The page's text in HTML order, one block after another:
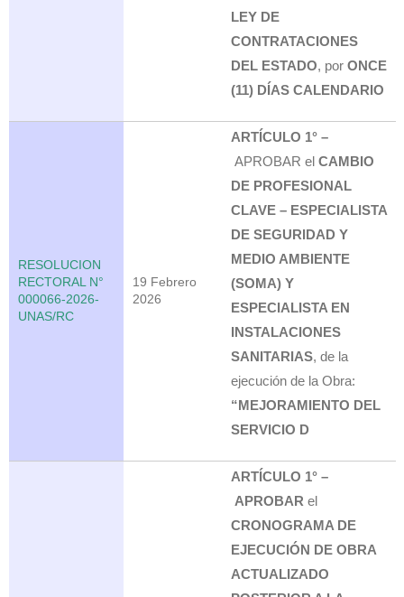
LEY DE
CONTRATACIONES
DEL ESTADO, por ONCE
(11) DÍAS CALENDARIO
RESOLUCION
RECTORAL N°
000066-2026-
UNAS/RC
19 Febrero
2026
ARTÍCULO 1° –
APROBAR el CAMBIO
DE PROFESIONAL
CLAVE – ESPECIALISTA
DE SEGURIDAD Y
MEDIO AMBIENTE
(SOMA) Y
ESPECIALISTA EN
INSTALACIONES
SANITARIAS, de la
ejecución de la Obra:
“MEJORAMIENTO DEL
SERVICIO D
ARTÍCULO 1° –
APROBARel
CRONOGRAMA DE
EJECUCIÓN DE OBRA
ACTUALIZADO